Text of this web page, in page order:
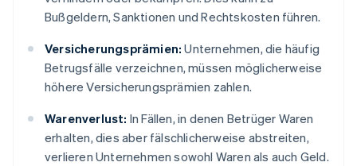
Bußgeldern, Sanktionen und Rechtskosten führen.
Versicherungsprämien: Unternehmen, die häufig
Betrugsfälle verzeichnen, müssen möglicherweise
höhere Versicherungsprämien zahlen.
Warenverlust: In Fällen, in denen Betrüger Waren
erhalten, dies aber fälschlicherweise abstreiten,
verlieren Unternehmen sowohl Waren als auch Geld.